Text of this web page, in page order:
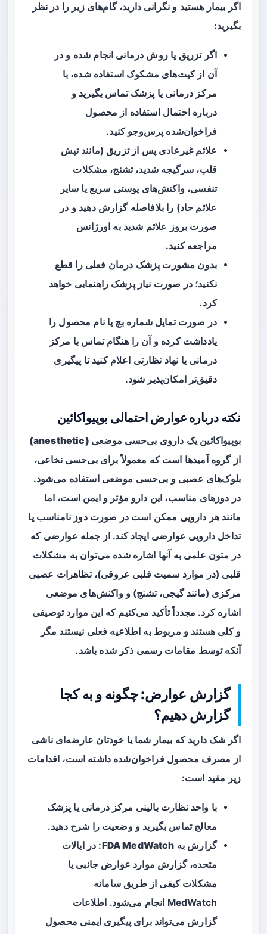
اگر بیمار هستید و نگرانی دارید، گام‌های زیر را در نظر
بگیرید:
اگر تزریق یا روش درمانی انجام شده و در
آن از کیت‌های مشکوک استفاده شده، با
مرکز درمانی یا پزشک تماس بگیرید و
درباره احتمال استفاده از محصول
فراخوان‌شده پرس‌وجو کنید.
علائم غیرعادی پس از تزریق (مانند تپش
قلب، سرگیجه شدید، تشنج، مشکلات
تنفسی، واکنش‌های پوستی سریع یا سایر
علائم حاد) را بلافاصله گزارش دهید و در
صورت بروز علائم شدید به اورژانس
مراجعه کنید.
بدون مشورت پزشک درمان فعلی را قطع
نکنید؛ در صورت نیاز پزشک راهنمایی خواهد
کرد.
در صورت تمایل شماره بچ یا نام محصول را
یادداشت کرده و آن را هنگام تماس با مرکز
درمانی یا نهاد نظارتی اعلام کنید تا پیگیری
دقیق‌تر امکان‌پذیر شود.
نکته درباره عوارض احتمالی بوپیواکائین
بوپیواکائین یک داروی بی‌حسی موضعی (anesthetic)
از گروه آمیدها است که معمولاً برای بی‌حسی نخاعی،
بلوک‌های عصبی و بی‌حسی موضعی استفاده می‌شود.
در دوزهای مناسب، این دارو مؤثر و ایمن است، اما
مانند هر دارویی ممکن است در صورت دوز نامناسب یا
تداخل دارویی عوارضی ایجاد کند. از جمله عوارضی که
در متون علمی به آنها اشاره شده می‌توان به مشکلات
قلبی (در موارد سمیت قلبی عروقی)، تظاهرات عصبی
مرکزی (مانند گیجی، تشنج) و واکنش‌های موضعی
اشاره کرد. مجدداً تأکید می‌کنیم که این موارد توصیفی
و کلی هستند و مربوط به اطلاعیه فعلی نیستند مگر
آنکه توسط مقامات رسمی ذکر شده باشد.
گزارش عوارض: چگونه و به کجا
گزارش دهیم؟
اگر شک دارید که بیمار شما یا خودتان عارضه‌ای ناشی
از مصرف محصول فراخوان‌شده داشته است، اقدامات
زیر مفید است:
با واحد نظارت بالینی مرکز درمانی یا پزشک
معالج تماس بگیرید و وضعیت را شرح دهید.
گزارش به FDA MedWatch: در ایالات
متحده، گزارش موارد عوارض جانبی یا
مشکلات کیفی از طریق سامانه
MedWatch انجام می‌شود. اطلاعات
گزارش می‌تواند برای پیگیری ایمنی محصول